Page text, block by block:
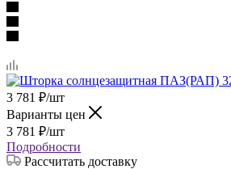
3 781 ₽/шт
Варианты цен
3 781 ₽/шт
Подробности
Рассчитать доставку